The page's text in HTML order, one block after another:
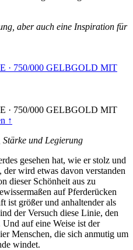
aber auch eine Inspiration für
· 750/000 GELBGOLD MIT
· 750/000 GELBGOLD MIT
↑
Stärke und Legierung
gesehen hat, wie er stolz und
wird etwas davon verstanden
dieser Schönheit aus zu
auf Pferderücken
ist größer und anhaltender als
der Versuch diese Linie, den
auf eine Weise ist der
Menschen, die sich anmutig um
windet.